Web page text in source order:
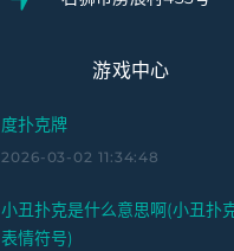
游戏中心
度扑克牌
2026-03-02 11:34:48
小丑扑克是什么意思啊(小丑扑
表情符号)